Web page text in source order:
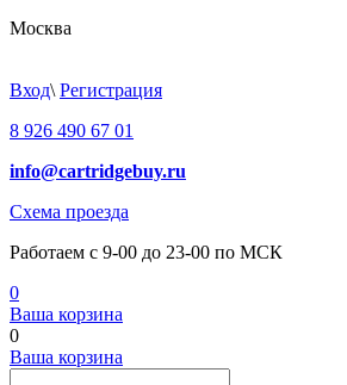
Москва
Вход\ Регистрация
8 926 490 67 01
info@cartridgebuy.ru
Схема проезда
Работаем с 9-00 до 23-00 по МСК
0
Ваша корзина
0
Ваша корзина